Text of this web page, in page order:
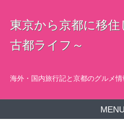
東京から京都に移
古都ライフ～
海外・国内旅行記と京都のグルメ
MENU